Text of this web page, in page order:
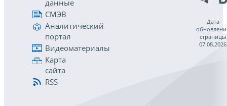
данные
СМЭВ
Аналитический
портал
Видеоматериалы
Карта
сайта
RSS
Дата
страницы
07.08.2026